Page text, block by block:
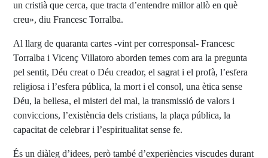
un cristià que cerca, que tracta d’entendre millor allò en què
creu», diu Francesc Torralba.
Al llarg de quaranta cartes -vint per corresponsal- Francesc
Torralba i Vicenç Villatoro aborden temes com ara la pregunta
pel sentit, Déu creat o Déu creador, el sagrat i el profà, l’esfera
religiosa i l’esfera pública, la mort i el consol, una ètica sense
Déu, la bellesa, el misteri del mal, la transmissió de valors i
conviccions, l’existència dels cristians, la plaça pública, la
capacitat de celebrar i l’espiritualitat sense fe.
És un diàleg d’idees, però també d’experiències viscudes durant